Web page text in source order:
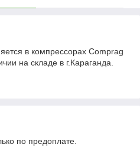
в компрессорах Comprag
на складе в г.Караганда.
по предоплате.